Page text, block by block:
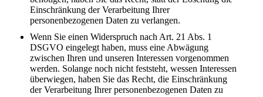
Einschränkung der Verarbeitung Ihrer
personenbezogenen Daten zu verlangen.
Wenn Sie einen Widerspruch nach Art. 21 Abs. 1
DSGVO eingelegt haben, muss eine Abwägung
zwischen Ihren und unseren Interessen vorgenommen
werden. Solange noch nicht feststeht, wessen Interessen
überwiegen, haben Sie das Recht, die Einschränkung
der Verarbeitung Ihrer personenbezogenen Daten zu